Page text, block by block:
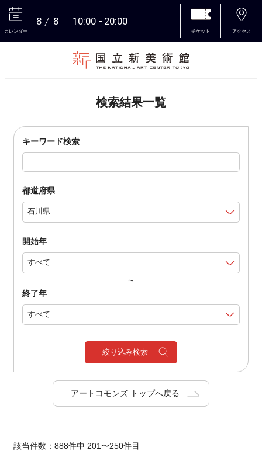
カレンダー
8 8 10:00 20:00
チケット アクセス
検索結果一覧
キーワード検索
都道府県
開始年
～
終了年
絞り込み検索
アートコモンズ トップへ戻る
該当件数：888件中 201〜250件目